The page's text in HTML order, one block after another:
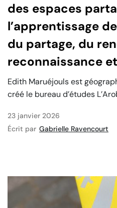
des espaces
l’apprentissage
du partage, du
reconnaissance
Edith Maruéjouls est
créé le bureau d’études
23 janvier 2026
Écrit par Gabrielle Ravencourt